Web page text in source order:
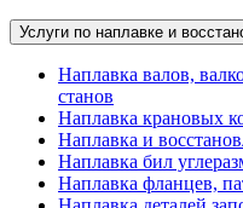
Услуги по наплавке и
Наплавка валов,
станов
Наплавка крановых
Наплавка и
Наплавка бил
Наплавка фланцев,